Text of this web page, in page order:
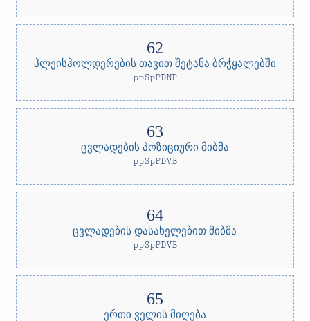
პლეისჰოლდერების თავით შეტანა ბრჭყალებში
ppSpPDNP
ცვლადების პოზიციური მიბმა
ppSpPDVB
ცვლადების დასახელებით მიბმა
ppSpPDVB
ერთი ველის მიღება